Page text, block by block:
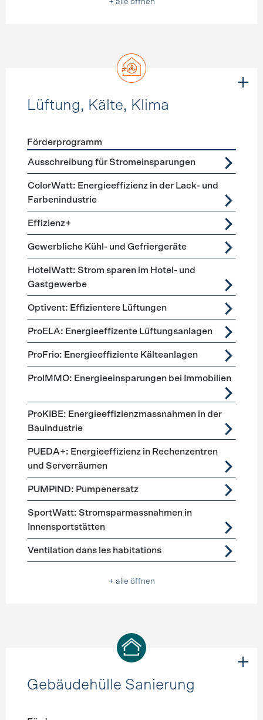
+ alle öffnen
Lüftung, Kälte, Klima
Förderprogramme Lüftung, Kälte, Klima
Förderprogramm
Ausschreibung für Stromeinsparungen
ColorWatt: Energieeffizienz in der Lack- und
Farbenindustrie
Effizienz+
Gewerbliche Kühl- und Gefriergeräte
HotelWatt: Strom sparen im Hotel- und
Gastgewerbe
Optivent: Effizientere Lüftungen
ProELA: Energieeffizente Lüftungsanlagen
ProFrio: Energieeffiziente Kälteanlagen
ProIMMO: Energieeinsparungen bei Immobilien
ProKIBE: Energieeffizienzmassnahmen in der
Bauindustrie
PUEDA+: Energieeffizienz in Rechenzentren
und Serverräumen
PUMPIND: Pumpenersatz
SportWatt: Stromsparmassnahmen in
Innensportstätten
Ventilation dans les habitations
+ alle öffnen
Gebäudehülle Sanierung